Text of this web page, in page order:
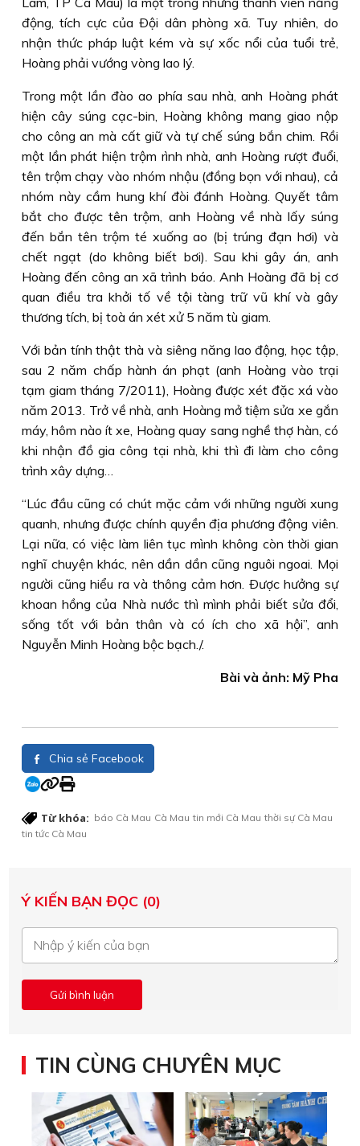
động, tích cực của Ðội dân phòng xã. Tuy nhiên, do
nhận thức pháp luật kém và sự xốc nổi của tuổi trẻ,
Hoàng phải vướng vòng lao lý.
Trong một lần đào ao phía sau nhà, anh Hoàng phát
hiện cây súng cạc-bin, Hoàng không mang giao nộp
cho công an mà cất giữ và tự chế súng bắn chim. Rồi
một lần phát hiện trộm rình nhà, anh Hoàng rượt đuổi,
tên trộm chạy vào nhóm nhậu (đồng bọn với nhau), cả
nhóm này cầm hung khí đòi đánh Hoàng. Quyết tâm
bắt cho được tên trộm, anh Hoàng về nhà lấy súng
đến bắn tên trộm té xuống ao (bị trúng đạn hơi) và
chết ngạt (do không biết bơi). Sau khi gây án, anh
Hoàng đến công an xã trình báo. Anh Hoàng đã bị cơ
quan điều tra khởi tố về tội tàng trữ vũ khí và gây
thương tích, bị toà án xét xử 5 năm tù giam.
Với bản tính thật thà và siêng năng lao động, học tập,
sau 2 năm chấp hành án phạt (anh Hoàng vào trại
tạm giam tháng 7/2011), Hoàng được xét đặc xá vào
năm 2013. Trở về nhà, anh Hoàng mở tiệm sửa xe gắn
máy, hôm nào ít xe, Hoàng quay sang nghề thợ hàn, có
khi nhận đồ gia công tại nhà, khi thì đi làm cho công
trình xây dựng…
“Lúc đầu cũng có chút mặc cảm với những người xung
quanh, nhưng được chính quyền địa phương động viên.
Lại nữa, có việc làm liên tục mình không còn thời gian
nghĩ chuyện khác, nên dần dần cũng nguôi ngoai. Mọi
người cũng hiểu ra và thông cảm hơn. Ðược hưởng sự
khoan hồng của Nhà nước thì mình phải biết sửa đổi,
sống tốt với bản thân và có ích cho xã hội”, anh
Nguyễn Minh Hoàng bộc bạch./.
Bài và ảnh: Mỹ Pha
Chia sẻ Facebook
Từ khóa: báo Cà Mau Cà Mau tin mới Cà Mau thời sự Cà Mau
tin tức Cà Mau
Ý KIẾN BẠN ĐỌC (0)
TIN CÙNG CHUYÊN MỤC